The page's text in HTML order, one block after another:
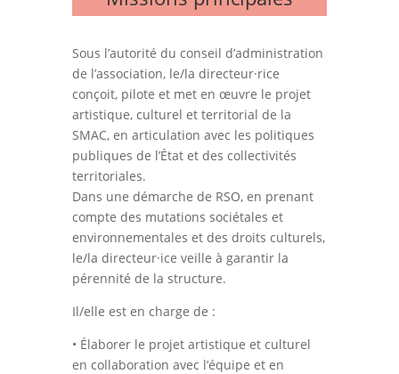
Sous l’autorité du conseil d’administration
de l’association, le/la directeur·rice
conçoit, pilote et met en œuvre le projet
artistique, culturel et territorial de la
SMAC, en articulation avec les politiques
publiques de l’État et des collectivités
territoriales.
Dans une démarche de RSO, en prenant
compte des mutations sociétales et
environnementales et des droits culturels,
le/la directeur·ice veille à garantir la
pérennité de la structure.
Il/elle est en charge de :
• Élaborer le projet artistique et culturel
en collaboration avec l’équipe et en